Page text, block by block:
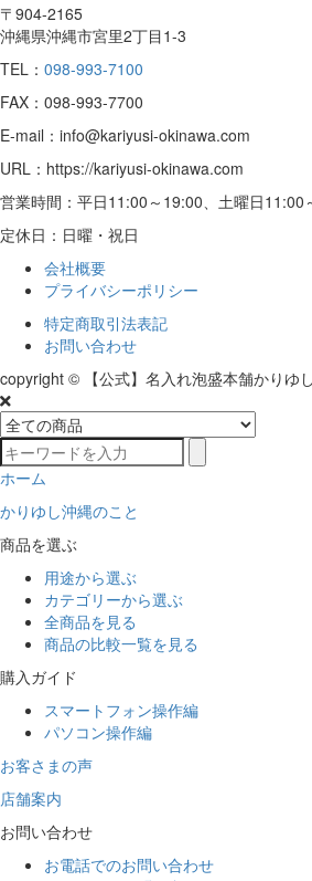
〒904-2165
沖縄県沖縄市宮里2丁目1-3
TEL： 098-993-7100
FAX：098-993-7700
E-mail：info@kariyusi-okinawa.com
URL：https://kariyusi-okinawa.com
営業時間：平日11:00～19:00、土曜日11:00
定休日：日曜・祝日
会社概要
プライバシーポリシー
特定商取引法表記
お問い合わせ
copyright © 【公式】名入れ泡盛本舗かりゆ
ホーム
かりゆし沖縄のこと
商品を選ぶ
用途から選ぶ
カテゴリーから選ぶ
全商品を見る
商品の比較一覧を見る
購入ガイド
スマートフォン操作編
パソコン操作編
お客さまの声
店舗案内
お問い合わせ
お電話でのお問い合わせ